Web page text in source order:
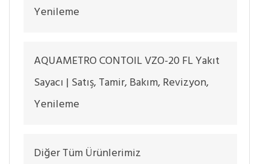
Yenileme
AQUAMETRO CONTOIL VZO-20 FL Yakıt
Sayacı | Satış, Tamir, Bakım, Revizyon,
Yenileme
Diğer Tüm Ürünlerimiz